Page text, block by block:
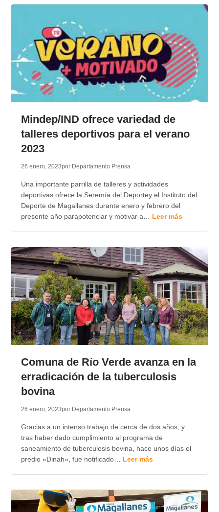
Mindep/IND ofrece variedad de
talleres deportivos para el verano
2023
26 enero, 2023por Departamento Prensa
Una importante parrilla de talleres y actividades
deportivas ofrece la Seremía del Deportey el Instituto del
Deporte de Magallanes durante enero y febrero del
presente año parapotenciar y motivar a… Leer más
Comuna de Río Verde avanza en la
erradicación de la tuberculosis
bovina
26 enero, 2023por Departamento Prensa
Gracias a un intenso trabajo de cerca de dos años, y
tras haber dado cumplimiento al programa de
saneamiento de tuberculosis bovina, hace unos días el
predio «Dinah», fue notificado… Leer más